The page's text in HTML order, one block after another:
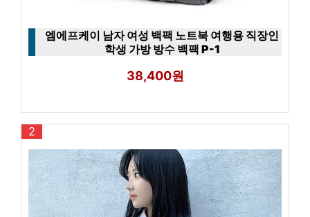
엠에프케이 남자 여성 백팩 노트북 여행용 직장인
학생 가방 방수 백팩 P-1
38,400원
2